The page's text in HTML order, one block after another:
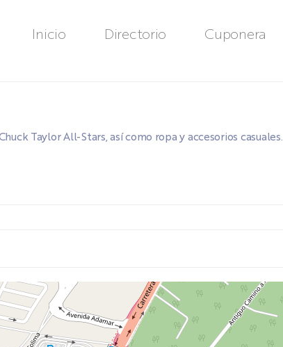
Inicio Directorio Cuponera
Taylor All-Stars, así como ropa y accesorios casuales.